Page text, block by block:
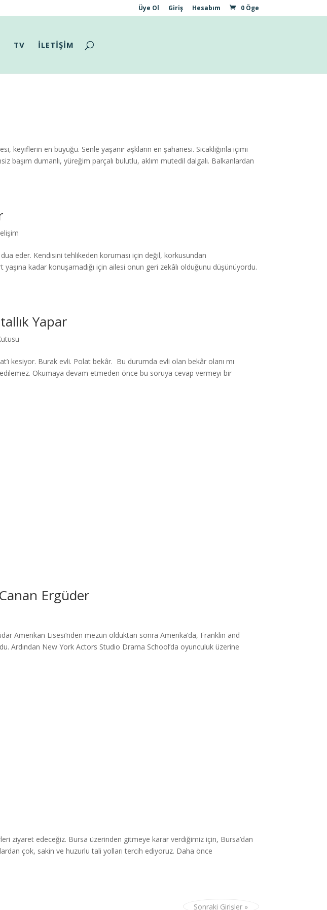
Üye Ol Giriş Hesabım 0 Öge
TV İLETİŞİM
keyiflerin en büyüğü. Senle yaşanır aşkların en şahanesi. Sıcaklığınla içimi
başım dumanlı, yüreğim parçalı bulutlu, aklım mutedil dalgalı. Balkanlardan
dua eder. Kendisini tehlikeden koruması için değil, korkusundan
kadar konuşamadığı için ailesi onun geri zekâlı olduğunu düşünüyordu.
Yapar
kesiyor. Burak evli. Polat bekâr. Bu durumda evli olan bekâr olanı mı
Okumaya devam etmeden önce bu soruya cevap vermeyi bir
Ergüder
Amerikan Lisesi’nden mezun olduktan sonra Amerika’da, Franklin and
Ardından New York Actors Studio Drama School’da oyunculuk üzerine
ziyaret edeceğiz. Bursa üzerinden gitmeye karar verdiğimiz için, Bursa’dan
çok, sakin ve huzurlu tali yolları tercih ediyoruz. Daha önce
Sonraki Girişler »